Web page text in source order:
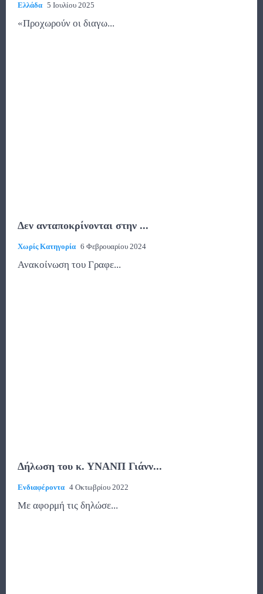
Ελλάδα 5 Ιουλίου 2025
«Προχωρούν οι διαγω...
Δεν ανταποκρίνονται στην ...
Χωρίς Κατηγορία 6 Φεβρουαρίου 2024
Ανακοίνωση του Γραφε...
Δήλωση του κ. ΥΝΑΝΠ Γιάνν...
Ενδιαφέροντα 4 Οκτωβρίου 2022
Με αφορμή τις δηλώσε...